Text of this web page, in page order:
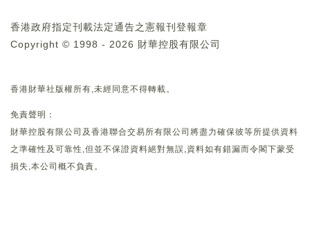
香港政府指定刊載法定通告之憲報刊登報章
Copyright © 1998 - 2026 財華控股有限公司
香港財華社版權所有,未經同意不得轉載。
免責聲明：
財華控股有限公司及香港聯合交易所有限公司將盡力確保彼等所提供資料
之準確性及可靠性,但並不保證資料絕對無誤,資料如有錯漏而令閣下蒙受
損失,本公司概不負責。